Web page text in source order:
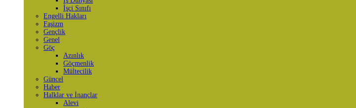
İşçi Sınıfı
Engelli Hakları
Faşizm
Gençlik
Genel
Göç
Azınlık
Göçmenlik
Mültecilik
Güncel
Haber
Halklar ve İnançlar
Alevi